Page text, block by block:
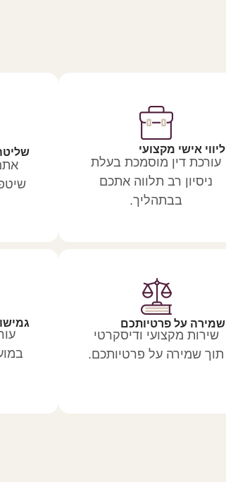
ליווי אישי מקצועי
עורכת דין מוסמכת בעלת
ניסיון רב תלווה אתכם
בבתהליך.
שמירה על פרטיותכם
שירות מקצועי ודיסקרטי
תוך שמירה על פרטיותכם.